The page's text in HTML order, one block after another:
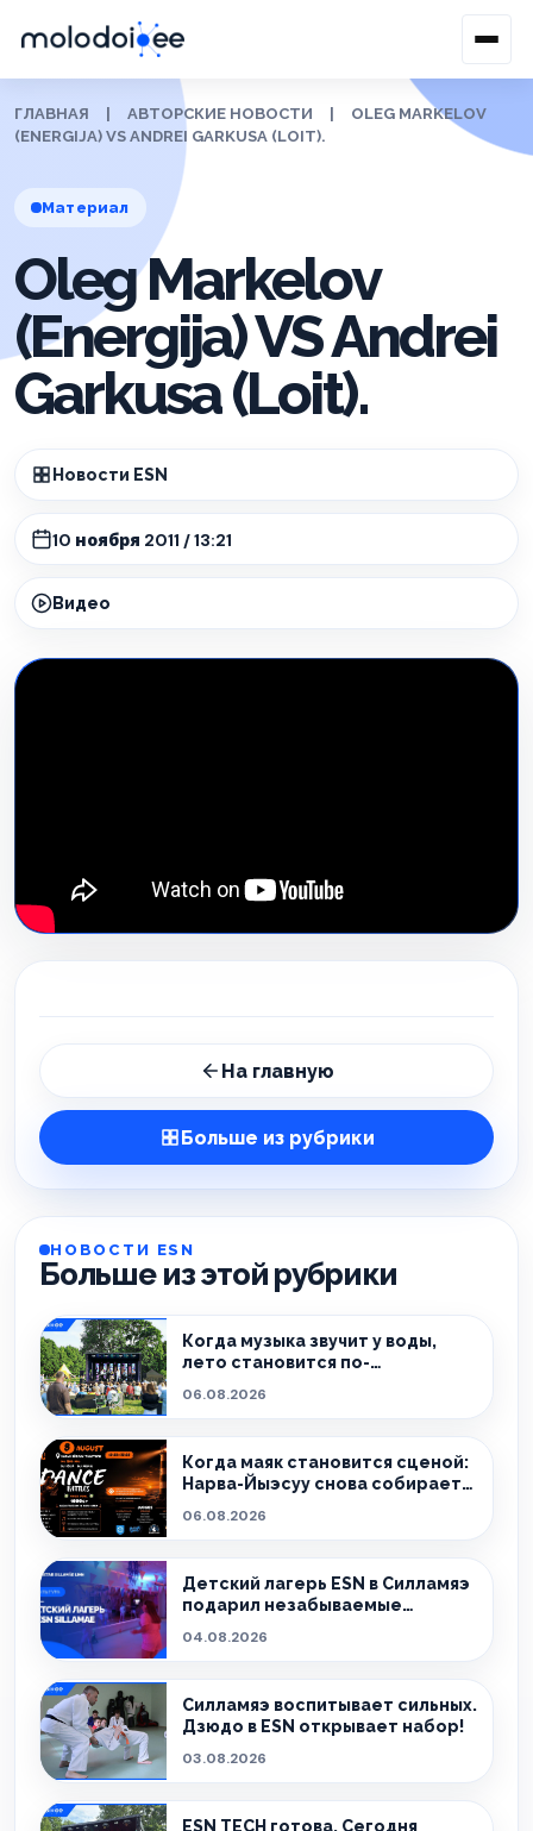
ГЛАВНАЯ АВТОРСКИЕ НОВОСТИ
OLEG MARKELOV
(ENERGIJA) VS ANDREI GARKUSA (LOIT).
Материал
Oleg Markelov
(Energija) VS Andrei
Garkusa (Loit).
Новости ESN
10 ноября 2011 / 13:21
Видео
На главную
Больше из рубрики
НОВОСТИ ESN
Больше из этой рубрики
Когда музыка звучит у воды,
лето становится по-
06.08.2026
Когда маяк становится сценой:
Нарва-Йыэсуу снова собирает
06.08.2026
Детский лагерь ESN в Силламяэ
подарил незабываемые
04.08.2026
Силламяэ воспитывает сильных.
Дзюдо в ESN открывает набор!
03.08.2026
ESN TECH готова. Сегодня